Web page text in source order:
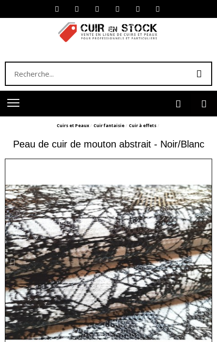
Cuirs et Peaux Cuir fantaisie Cuir à effets
Peau de cuir de mouton abstrait - Noir/Blanc